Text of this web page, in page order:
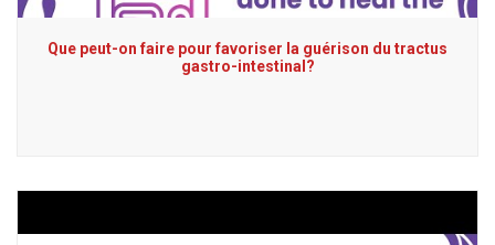
Que peut-on faire pour favoriser la guérison du tractus
gastro-intestinal?